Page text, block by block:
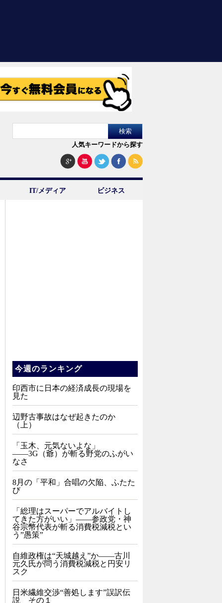
人気キーワードから探す
IT/メディア ビジネス
今週のランキング
印西市に日本の経済成長の現場を
見た
辺野古事故はなぜ起きたのか
（上）
「玉木、元気ないよな」
――3G（爺）が斬る野党のふがい
なさ
8月の「平和」合唱の欠陥、ふたた
び
「総理はスーパーでアルバイトし
てきた方がいい」――参政党・神
谷宗幣代表が斬る消費税減税とい
う”愚策”
自維政権は“天城越え”か――古川
元久氏が問う消費税減税と円安リ
スク
日米繊維交渉“善処します”誤訳伝
説 その１